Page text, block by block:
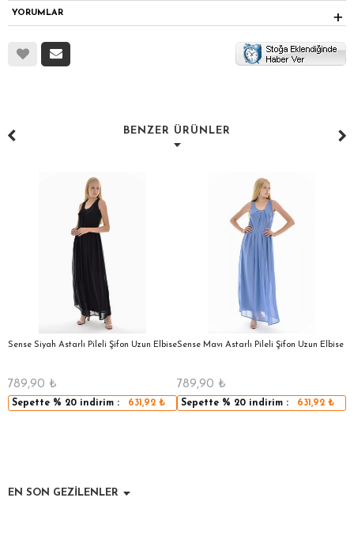
YORUMLAR
BENZER ÜRÜNLER
Sense Siyah Astarlı Pileli Şifon Uzun Elbise
789,90 ₺
Sepette % 20 indirim : 631,92₺
Sense Mavı Astarlı Pileli Şifon Uzun Elbise
789,90 ₺
Sepette % 20 indirim : 631,92₺
EN SON GEZİLENLER